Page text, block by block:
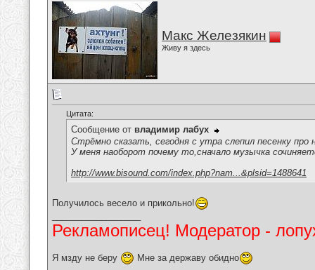
Макс Железякин
Живу я здесь
Цитата:
Сообщение от владимир лабух
Стрёмно сказать, сегодня с утра слепил песенку про
У меня наоборот почему то,сначало музычка
http://www.bisound.com/index.php?nam...&plsid=1488641
Получилось весело и прикольно!
Рекламописец! Модератор -
Я мзду не беру Мне за державу обидно